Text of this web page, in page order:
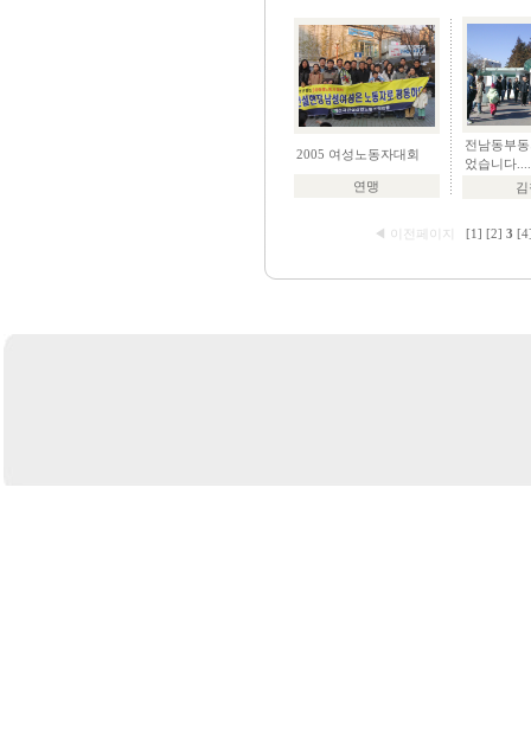
2005 여성노동자대회
연맹
전남동부
었습니다....
◀ 이전페이지 [1] [2] 3